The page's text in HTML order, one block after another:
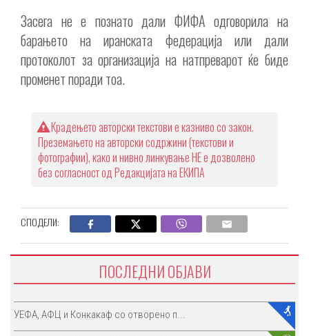
Засега не е познато дали ФИФА одговорила на
барањето на иранската федерација или дали
протоколот за организација на натпреварот ќе биде
променет поради тоа.
Крадењето авторски текстови е казниво со закон.
Преземањето на авторски содржини (текстови и
фотографии), како и нивно линкување НЕ е дозволено
без согласност од Редакцијата на ЕКИПА
СПОДЕЛИ:
ПОСЛЕДНИ ОБЈАВИ
УЕФА, АФЦ и Конкакаф со отворено п...